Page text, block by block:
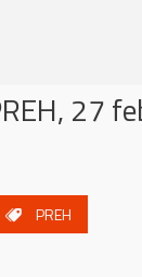
27
PREH